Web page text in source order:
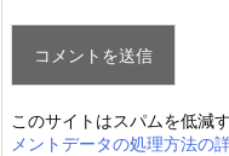
このサイトはスパムを低減
メントデータの処理方法の